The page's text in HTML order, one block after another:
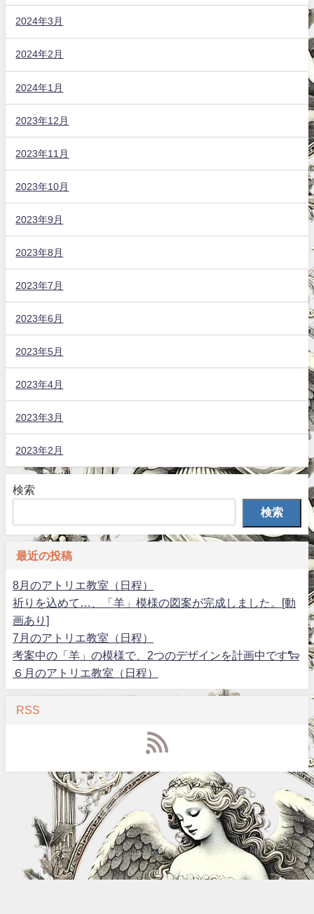
2024年3月
2024年2月
2024年1月
2023年12月
2023年11月
2023年10月
2023年9月
2023年8月
2023年7月
2023年6月
2023年5月
2023年4月
2023年3月
2023年2月
検索
検索
最近の投稿
8月のアトリエ教室（日程）
祈りを込めて…、「羊」模様の図案が完成しました。[動
画あり]
7月のアトリエ教室（日程）
考案中の「羊」の模様で、2つのデザインを計画中です🐑
６月のアトリエ教室（日程）
RSS